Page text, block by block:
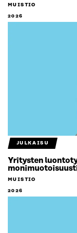
MUISTIO
2026
JULKAISU
Yritysten
MUISTIO
2026